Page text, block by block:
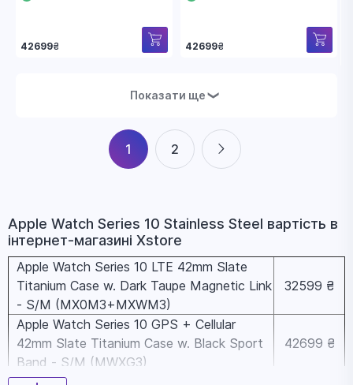
42699₴ 42699₴
Показати ще ❯
1 2
Apple Watch Series 10 Stainless Steel вapтіcть в
інтернет-магазині Xstore
Apple Watch Series 10 LTE 42mm Slate
Titanium Case w. Dark Taupe Magnetic Link
- S/M (MX0M3+MXWM3)
32599 ₴
Apple Watch Series 10 GPS + Cellular
42mm Slate Titanium Case w. Black Sport
Band - S/M (MWXG3)
42699 ₴
Apple Watch Series 10 GPS + Cellular